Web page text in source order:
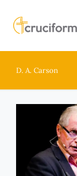
D. A. Carson